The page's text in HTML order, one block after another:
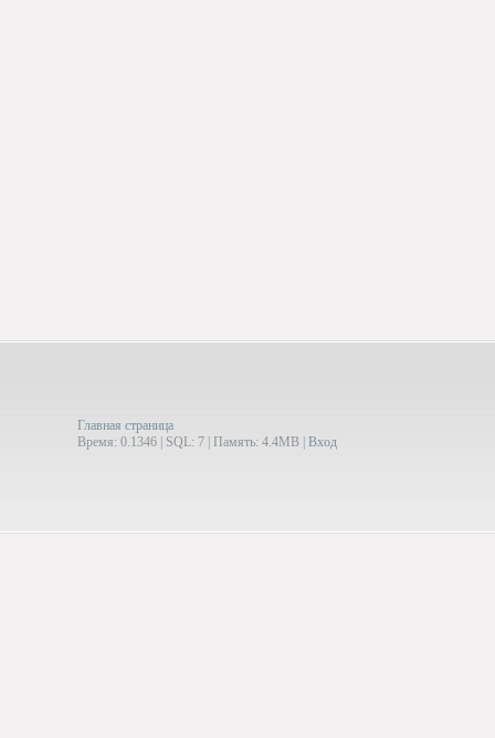
Главная страница
Время: 0.1346 | SQL: 7 | Память: 4.4MB Вход